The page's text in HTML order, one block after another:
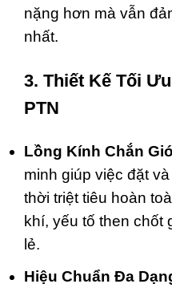
nặng hơn mà vẫn
nhất.
3. Thiết Kế Tối
PTN
Lồng Kính Chắn
minh giúp việc đặt
thời triệt tiêu hoàn
khí, yếu tố then chốt
lẻ.
Hiệu Chuẩn Đa